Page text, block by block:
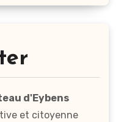
d'Eybens
et citoyenne